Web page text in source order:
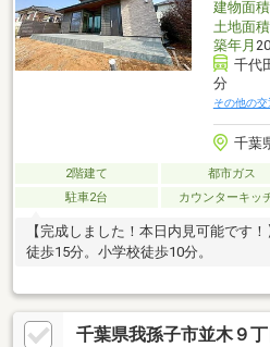
建物面積
土地面積
築年月
千代
分
その他の交
千葉
2階建て 都市ガス
駐車2台
カウンターキッ
【完成しました！本日内見可能です
徒歩15分。小学校徒歩10分。
千葉県我孫子市並木９